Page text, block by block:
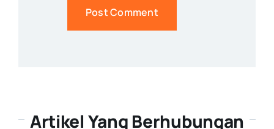
Artikel Yang Berhubungan